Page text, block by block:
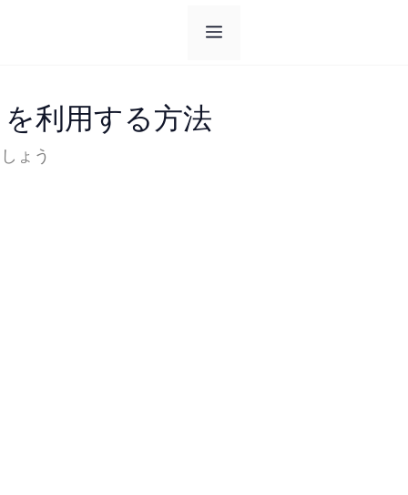
メ
利用する方法
ょう